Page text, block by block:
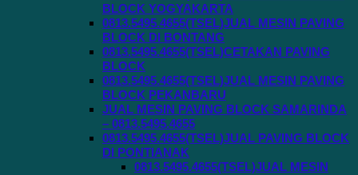
BLOCK YOGYAKARTA
0813.5495.4655(TSEL)JUAL MESIN PAVING
BLOCK DI BONTANG
0813.5495.4655(TSEL)CETAKAN PAVING
BLOCK
0813.5495.4655(TSEL)JUAL MESIN PAVING
BLOCK PEKANBARU
JUAL MESIN PAVING BLOCK SAMARINDA
– 0813.5495.4655
0813.5495.4655(TSEL)JUAL PAVING BLOCK
DI PONTIANAK
0813.5495.4655(TSEL)JUAL MESIN